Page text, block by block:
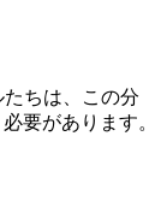
ちは、この分
要があります。